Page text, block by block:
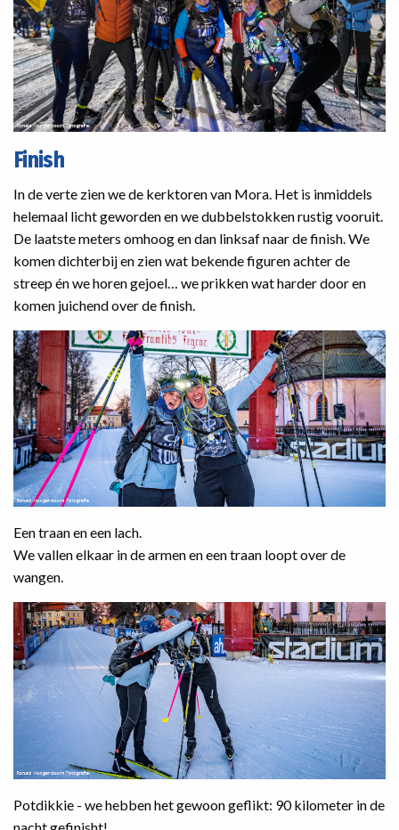
Finish
In de verte zien we de kerktoren van Mora. Het is inmiddels
helemaal licht geworden en we dubbelstokken rustig vooruit.
De laatste meters omhoog en dan linksaf naar de finish. We
komen dichterbij en zien wat bekende figuren achter de
streep én we horen gejoel… we prikken wat harder door en
komen juichend over de finish.
Een traan en een lach.
We vallen elkaar in de armen en een traan loopt over de
wangen.
Potdikkie - we hebben het gewoon geflikt: 90 kilometer in de
nacht gefinisht!